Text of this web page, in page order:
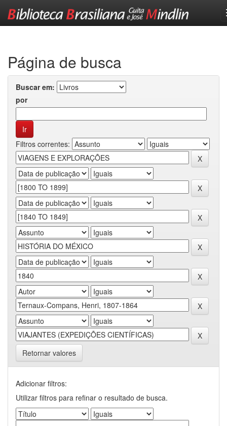
Página de busca
Buscar em:
por
Filtros correntes:
Retornar valores
Adicionar filtros:
Utilizar filtros para refinar o resultado de busca.